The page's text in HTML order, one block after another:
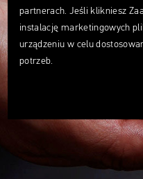
partnerach. Jeśli klikniesz
instalację marketingowych
urządzeniu w celu
potrzeb.